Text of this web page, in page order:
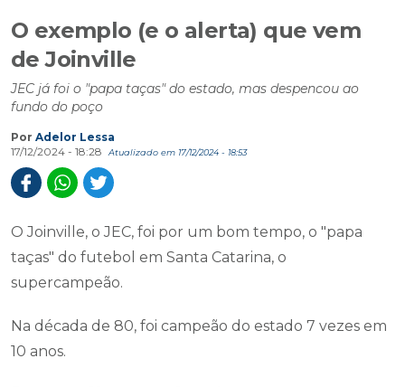
O exemplo (e o alerta) que vem
de Joinville
JEC já foi o "papa taças" do estado, mas despencou ao
fundo do poço
Por Adelor Lessa
17/12/2024 - 18:28
Atualizado em 17/12/2024 - 18:53
O Joinville, o JEC, foi por um bom tempo, o "papa
taças" do futebol em Santa Catarina, o
supercampeão.
Na década de 80, foi campeão do estado 7 vezes em
10 anos.